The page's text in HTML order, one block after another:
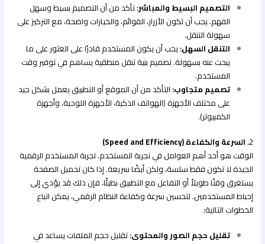
التصميم البسيط والمباشر:تأكد من أن التصميم بسيط وسهل
الفهم. يجب أن تكون الأزرار، القوائم، والخيارات واضحة، مع التركيز على
سهولة التنقل.
التنقل السهل:يجب أن يكون المستخدم قادرًا على العثور على ما
يبحث عنه بسهولة. تصميم بنية تنقل منطقية يساهم في توفير وقت
المستخدم.
تصميم متجاوب: التأكد من أن الموقع أو التطبيق يعمل بشكل جيد
على مختلف الأجهزة (الهواتف الذكية، الأجهزة اللوحية، وأجهزة
الكمبيوتر).
2. السرعة والكفاءة (Speed and Efficiency)
الوقت هو أحد أهم العوامل في تجربة المستخدم. تجربة المستخدم الرقمية
الجيدة لا تكون فقط سلسة، ولكن أيضًا سريعة. إذا كان تحميل الصفحة
يستغرق وقتًا طويلاً أو التفاعل مع التطبيق بطيئًا، فإن ذلك قد يؤدي إلى
إحباط المستخدمين. لتحسين سرعة وكفاءة النظام الرقمي، يمكن اتباع
الخطوات التالية:
تقليل حجم الصور والمحتوى:تقليل حجم الملفات يساعد في